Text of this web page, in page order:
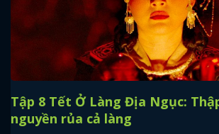
Tập 8 Tết Ở Làng Địa Ngục:
nguyền rủa cả làng